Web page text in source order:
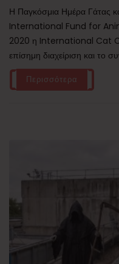
Η Παγκόσμια Ημέρα Γάτας
International Fund for
2020 η International Cat
επίσημη διαχείριση και το
Περισσότερα